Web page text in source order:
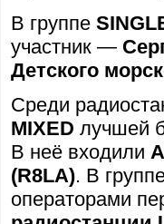
В группе
участник —
Детского
Среди
MIXED лучшей
В неё входили
(R8LA). В
операторами